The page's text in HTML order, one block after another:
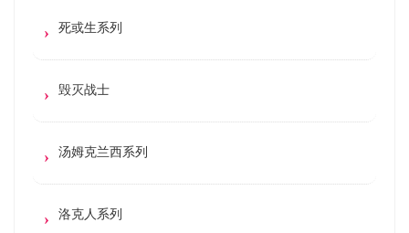
死或生系列
毁灭战士
汤姆克兰西系列
洛克人系列